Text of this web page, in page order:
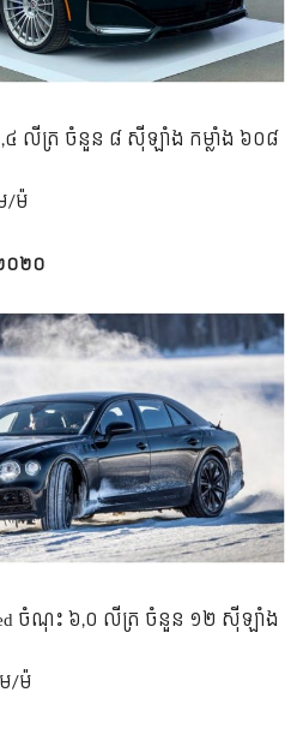
លីត្រ ចំនួន ៨ ស៊ីឡាំង​ កម្លាំង ៦០៨
/ម៉
០២០
ចំណុះ ៦,០ លីត្រ ចំនួន ១២ ស៊ីឡាំង
/ម៉​